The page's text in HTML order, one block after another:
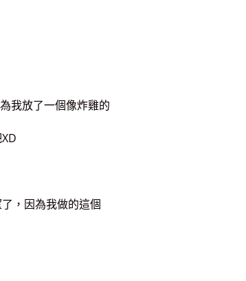
我放了一個像炸雞的
，因為我做的這個